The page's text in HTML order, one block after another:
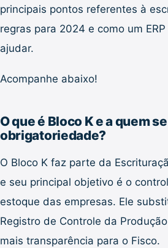
principais pontos referentes à
regras para 2024 e como um
ajudar.
Acompanhe abaixo!
O que é Bloco K e a quem
obrigatoriedade?
O Bloco K faz parte da
e seu principal objetivo é o
estoque das empresas. Ele
Registro de Controle da
mais transparência para o Fisco.